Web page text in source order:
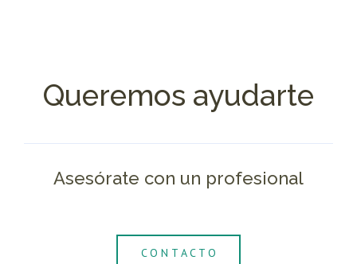
Queremos ayudarte
Asesórate con un profesional
C O N T A C T O